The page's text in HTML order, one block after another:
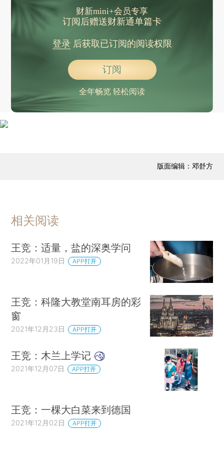
财新mini+会员专享
订阅后赠送财新通单篇卡
登录后获取已订阅的阅读权限
订阅
全年畅览 轻松阅读
版面编辑：邓舒方
相关阅读
王竞：适量，盐的深奥学问
2022年01月19日 APP打开
王竞：科隆大教堂南耳房的彩
窗
2021年12月23日 APP打开
王竞：木兰上学记
2021年12月07日 APP打开
王竞：一棵大白菜来到德国
2021年12月02日 APP打开